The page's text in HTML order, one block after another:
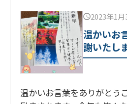
2023年1月
温かいお
謝いたし
温かいお言葉をありがとう